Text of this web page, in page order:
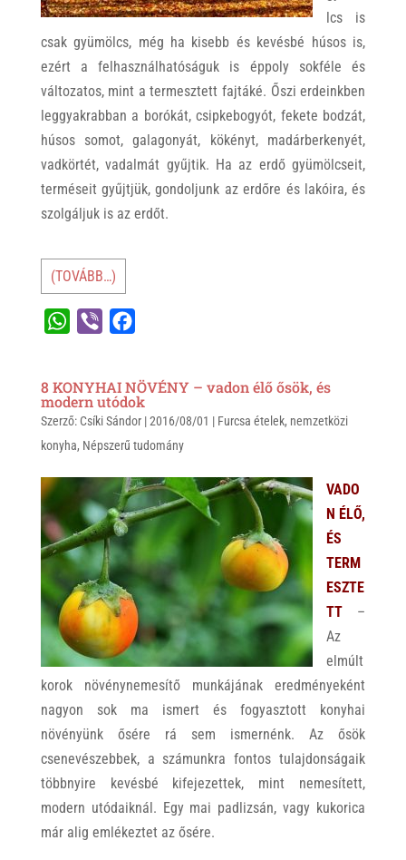
lcs is
csak gyümölcs, még ha kisebb és kevésbé húsos is,
ezért a felhasználhatóságuk is éppoly sokféle és
változatos, mint a termesztett fajtáké. Őszi erdeinkben
leggyakrabban a borókát, csipkebogyót, fekete bodzát,
húsos somot, galagonyát, kökényt, madárberkenyét,
vadkörtét, vadalmát gyűjtik. Ha az erdő gyümölcseit,
terméseit gyűjtjük, gondoljunk az erdőre és lakóira, és
szolgáljuk is az erdőt.
(TOVÁBB…)
t
s
A
e
r
e
b
o
k
8 KONYHAI NÖVÉNY – vadon élő ősök, és
modern utódok
Szerző: Csíki Sándor|2016/08/01 | Furcsa ételek, nemzetközi
konyha, Népszerű tudomány
VADO
N ÉLŐ,
ÉS
TERM
ESZTE
TT–
Az
elmúlt
korok növénynemesítő munkájának eredményeként
nagyon sok ma ismert és fogyasztott konyhai
növényünk ősére rá sem ismernénk. Az ősök
csenevészebbek, a számunkra fontos tulajdonságaik
többnyire kevésbé kifejezettek, mint nemesített,
modern utódaiknál. Egy mai padlizsán, vagy kukorica
már alig emlékeztet az ősére.